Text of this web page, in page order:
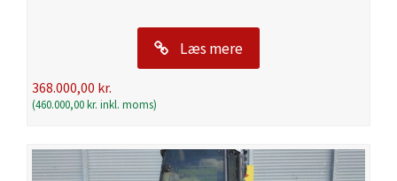
Læs mere
368.000,00 kr.
(460.000,00kr. inkl. moms)